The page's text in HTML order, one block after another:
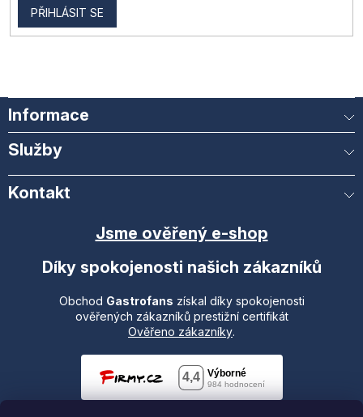
PŘIHLÁSIT SE
Informace
Služby
Kontakt
Jsme ověřený e-shop
Díky spokojenosti našich zákazníků
Obchod Gastrofans získal díky spokojenosti
ověřených zákazníků prestižní certifikát
Ověřeno zákazníky.